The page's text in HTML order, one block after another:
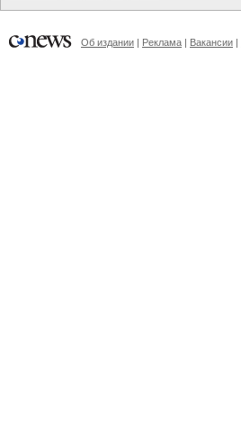
Об издании | Реклама | Вакансии |